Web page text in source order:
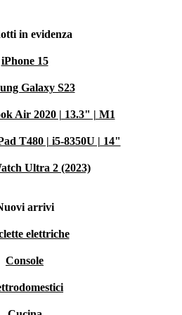
in evidenza
iPhone 15
Galaxy S23
Air 2020 | 13.3" | M1
T480 | i5-8350U | 14"
Ultra 2 (2023)
arrivi
elettriche
Console